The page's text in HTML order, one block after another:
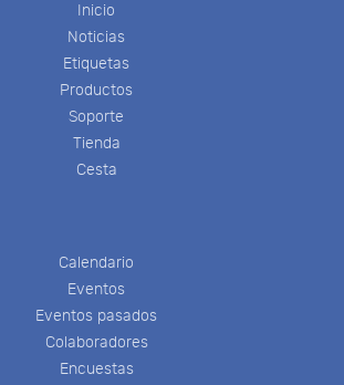
Inicio
Noticias
Etiquetas
Productos
Soporte
Tienda
Cesta
Calendario
Eventos
Eventos pasados
Colaboradores
Encuestas